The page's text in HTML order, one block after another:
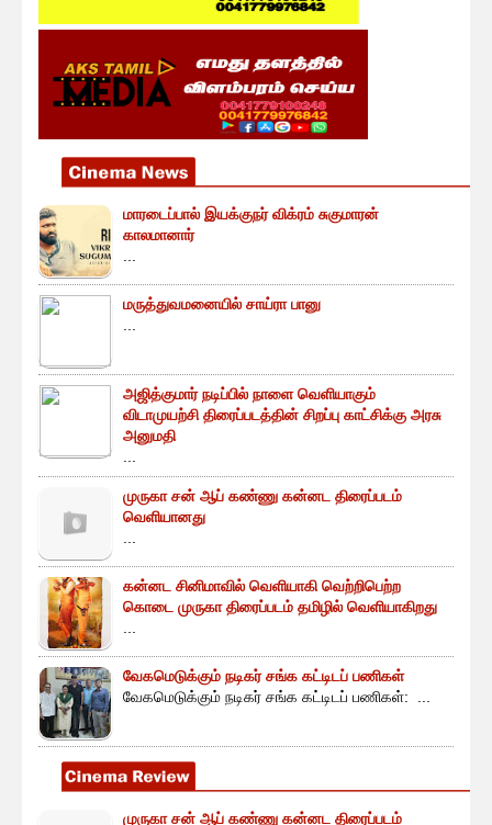
மாரடைப்பால் இயக்குநர் விக்ரம் சுகுமாரன்
காலமானார்
மருத்துவமனையில் சாய்ரா பானு
அஜித்குமார் நடிப்பில் நாளை வெளியாகும்
விடாமுயற்சி திரைப்படத்தின் சிறப்பு காட்சிக்கு அரசு
அனுமதி
முருகா சன் ஆப் கண்ணு கன்னட திரைப்படம்
வெளியானது
கன்னட சினிமாவில் வெளியாகி வெற்றிபெற்ற
கொடை முருகா திரைப்படம் தமிழில் வெளியாகிறது
வேகமெடுக்கும் நடிகர் சங்க கட்டிடப் பணிகள்
வேகமெடுக்கும் நடிகர் சங்க கட்டிடப் பணிகள்: ...
முருகா சன் ஆப் கண்ணு கன்னட திரைப்படம்